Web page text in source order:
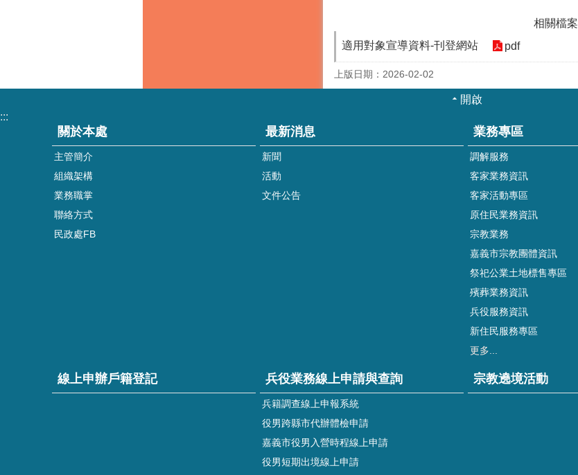
相關檔案
適用對象宣導資料-刊登網站
pdf
上版日期：2026-02-02
開啟
:::
關於本處
主管簡介
組織架構
業務職掌
聯絡方式
民政處FB
最新消息
新聞
活動
文件公告
業務專區
調解服務
客家業務資訊
客家活動專區
原住民業務資訊
宗教業務
嘉義市宗教團體資訊
祭祀公業土地標售專區
殯葬業務資訊
兵役服務資訊
新住民服務專區
更多...
線上申辦戶籍登記 兵役業務線上申請與查詢
兵籍調查線上申報系統
役男跨縣市代辦體檢申請
嘉義市役男入營時程線上申請
役男短期出境線上申請
宗教遶境活動